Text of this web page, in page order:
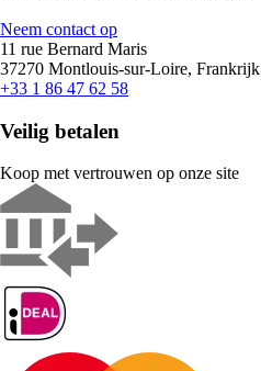
Neem contact op
11 rue Bernard Maris
37270 Montlouis-sur-Loire, Frankrijk
+33 1 86 47 62 58
Veilig betalen
Koop met vertrouwen op onze site